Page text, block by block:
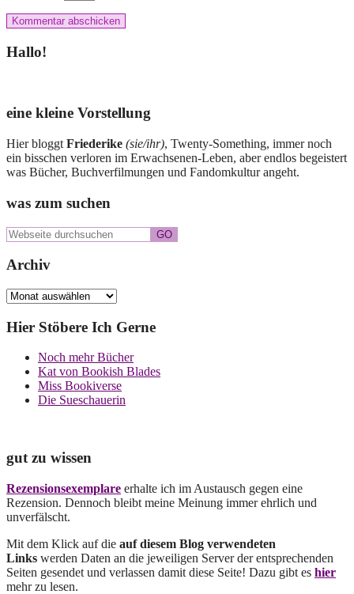
Seitenspalte
Hallo!
eine kleine Vorstellung
Hier bloggt Friederike (sie/ihr), Twenty-Something, immer noch
ein bisschen verloren im Erwachsenen-Leben, aber endlos begeistert
was Bücher, Buchverfilmungen und Fandomkultur angeht.
was zum suchen
Webseite
Archiv
Archiv
Hier Stöbere Ich Gerne
Noch mehr Bücher
Kat von Bookish Blades
Miss Bookiverse
Die Sueschauerin
gut zu wissen
Rezensionsexemplare erhalte ich im Austausch gegen eine
Rezension. Dennoch bleibt meine Meinung immer ehrlich und
unverfälscht.
Mit dem Klick auf die auf diesem Blog verwendeten
Links werden Daten an die jeweiligen Server der entsprechenden
Seiten gesendet und verlassen damit diese Seite! Dazu gibt es hier
mehr zu lesen.